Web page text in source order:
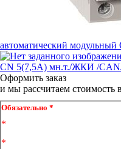
автоматический
CN 5(7,5А) мн.т./ЖКИ /
Оформить заказ
и мы рассчитаем стоимость
Обязательно *